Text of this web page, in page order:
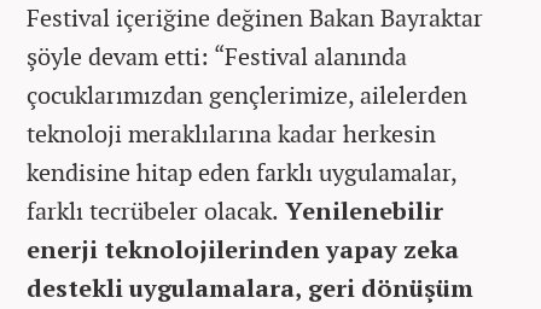
Festival içeriğine değinen Bakan Bayraktar
şöyle devam etti: “Festival alanında
çocuklarımızdan gençlerimize, ailelerden
teknoloji meraklılarına kadar herkesin
kendisine hitap eden farklı uygulamalar,
farklı tecrübeler olacak. Yenilenebilir
enerji teknolojilerinden yapay zeka
destekli uygulamalara, geri dönüşüm